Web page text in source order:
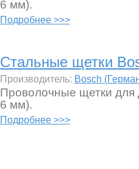
6 мм).
Подробнее >>>
Стальные щетки
Производитель: Bosch
Проволочные щетки для
6 мм).
Подробнее >>>